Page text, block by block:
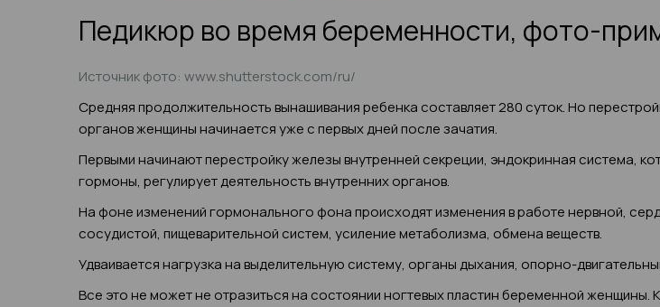
Педикюр во время беременности, фото-
Источник фото: www.shutterstock.com/ru/
Средняя продолжительность вынашивания ребенка составляет 280 суток. Но
органов женщины начинается уже с первых дней после зачатия.
Первыми начинают перестройку железы внутренней секреции, эндокринная система,
гормоны, регулирует деятельность внутренних органов.
На фоне изменений гормонального фона происходят изменения в работе нервной,
сосудистой, пищеварительной систем, усиление метаболизма, обмена веществ.
Удваивается нагрузка на выделительную систему, органы дыхания, опорно-
Все это не может не отразиться на состоянии ногтевых пластин беременной женщины.